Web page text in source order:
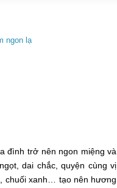
ngon lạ
đình trở nên ngon miệng và
dai chắc, quyện cùng vị
chuối xanh… tạo nên hương